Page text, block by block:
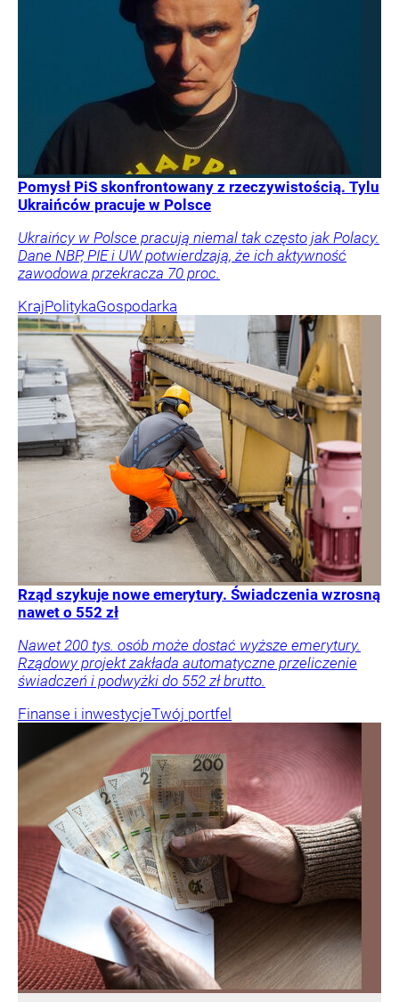
Pomysł PiS skonfrontowany z rzeczywistością. Tylu
Ukraińców pracuje w Polsce
Ukraińcy w Polsce pracują niemal tak często jak Polacy.
Dane NBP, PIE i UW potwierdzają, że ich aktywność
zawodowa przekracza 70 proc.
KrajPolitykaGospodarka
Rząd szykuje nowe emerytury. Świadczenia wzrosną
nawet o 552 zł
Nawet 200 tys. osób może dostać wyższe emerytury.
Rządowy projekt zakłada automatyczne przeliczenie
świadczeń i podwyżki do 552 zł brutto.
Finanse i inwestycjeTwój portfel